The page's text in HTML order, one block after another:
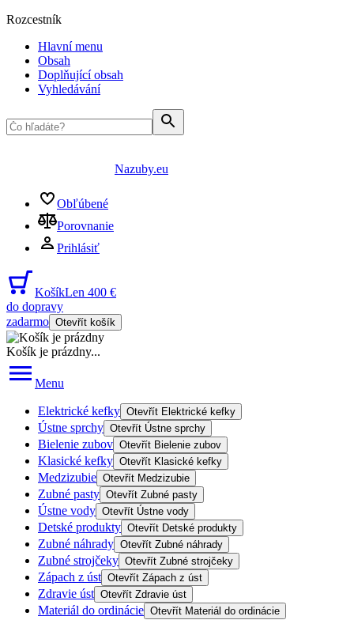
Rozcestník
Hlavní menu
Obsah
Doplňující obsah
Vyhledávání
Nazuby.eu
Obľúbené
Porovnanie
Prihlásiť
KošíkLen 400 €
do dopravy
zadarmo Otevřít košík
Košík je prázdny...
Menu
Elektrické kefky Otevřít Elektrické kefky
Ústne sprchy Otevřít Ústne sprchy
Bielenie zubov Otevřít Bielenie zubov
Klasické kefky Otevřít Klasické kefky
Medzizubie Otevřít Medzizubie
Zubné pasty Otevřít Zubné pasty
Ústne vody Otevřít Ústne vody
Detské produkty Otevřít Detské produkty
Zubné náhrady Otevřít Zubné náhrady
Zubné strojčeky Otevřít Zubné strojčeky
Zápach z úst Otevřít Zápach z úst
Zdravie úst Otevřít Zdravie úst
Materiál do ordinácie Otevřít Materiál do ordinácie